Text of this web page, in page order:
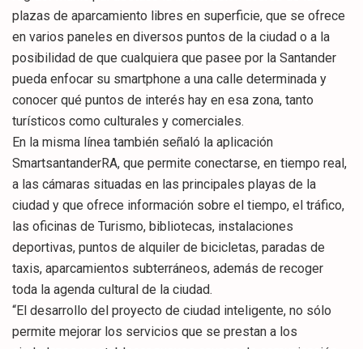
plazas de aparcamiento libres en superficie, que se ofrece
en varios paneles en diversos puntos de la ciudad o a la
posibilidad de que cualquiera que pasee por la Santander
pueda enfocar su smartphone a una calle determinada y
conocer qué puntos de interés hay en esa zona, tanto
turísticos como culturales y comerciales.
En la misma línea también señaló la aplicación
SmartsantanderRA, que permite conectarse, en tiempo real,
a las cámaras situadas en las principales playas de la
ciudad y que ofrece información sobre el tiempo, el tráfico,
las oficinas de Turismo, bibliotecas, instalaciones
deportivas, puntos de alquiler de bicicletas, paradas de
taxis, aparcamientos subterráneos, además de recoger
toda la agenda cultural de la ciudad.
“El desarrollo del proyecto de ciudad inteligente, no sólo
permite mejorar los servicios que se prestan a los